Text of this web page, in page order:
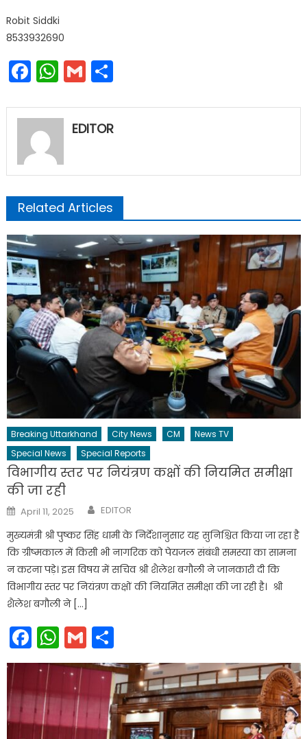
Robit Siddki
8533932690
Facebook
WhatsApp
GmailShare
EDITOR
Related Articles
Breaking Uttarkhand City News CM
News TV
Special News
Special Reports
विभागीय स्तर पर नियंत्रण कक्षों की नियमित समीक्षा
की जा रही
Posted
on
April 11, 2025 Author
EDITOR
मुख्यमंत्री श्री पुष्कर सिंह धामी के निर्देशानुसार यह सुनिश्चित किया जा रहा है
कि ग्रीष्मकाल में किसी भी नागरिक को पेयजल संबंधी समस्या का सामना
न करना पड़े। इस विषय में सचिव श्री शैलेश बगौली ने जानकारी दी कि
विभागीय स्तर पर नियंत्रण कक्षों की नियमित समीक्षा की जा रही है। श्री
शैलेश बगौली ने […]
Facebook
WhatsApp
Gmail